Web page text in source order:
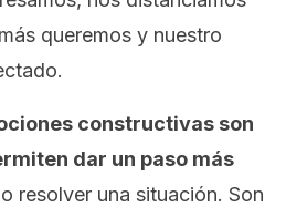
queremos y nuestro
constructivas son
dar un paso más
resolver una situación. Son